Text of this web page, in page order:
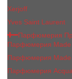
Xerjoff
Yves Saint Laurent
Парфюмерия
Парфюмерия Made
Парфюмерия Made
Парфюмерия